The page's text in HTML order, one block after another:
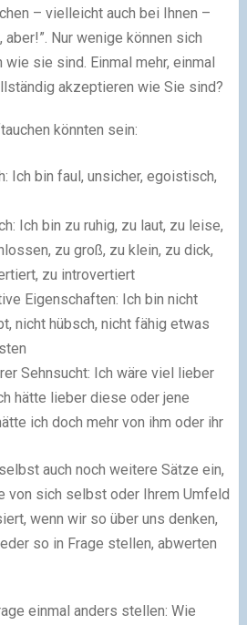
– vielleicht auch bei Ihnen –
Nur wenige können sich
sie sind. Einmal mehr, einmal
akzeptieren wie Sie sind?
könnten sein:
Ich bin faul, unsicher, egoistisch,
Ich bin zu ruhig, zu laut, zu leise,
zu groß, zu klein, zu dick,
zu introvertiert
Eigenschaften: Ich bin nicht
nicht hübsch, nicht fähig etwas
Sehnsucht: Ich wäre viel lieber
hätte lieber diese oder jene
ich doch mehr von ihm oder ihr
auch noch weitere Sätze ein,
von sich selbst oder Ihrem Umfeld
wenn wir so über uns denken,
so in Frage stellen, abwerten
einmal anders stellen: Wie